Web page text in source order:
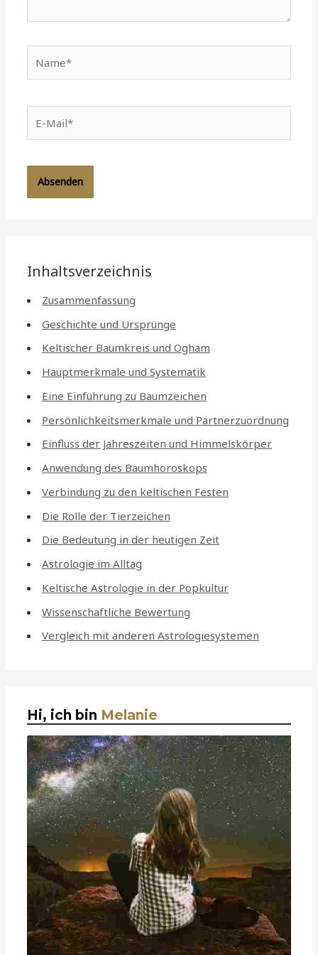
Mail*
Inhaltsverzeichnis
Zusammenfassung
Geschichte und Ursprünge
Keltischer Baumkreis und Ogham
Hauptmerkmale und Systematik
Eine Einführung zu Baumzeichen
Persönlichkeitsmerkmale und Partnerzuordnung
Einfluss der Jahreszeiten und Himmelskörper
Anwendung des Baumhoroskops
Verbindung zu den keltischen Festen
Die Rolle der Tierzeichen
Die Bedeutung in der heutigen Zeit
Astrologie im Alltag
Keltische Astrologie in der Popkultur
Wissenschaftliche Bewertung
Vergleich mit anderen Astrologiesystemen
Hi, ich bin Melanie